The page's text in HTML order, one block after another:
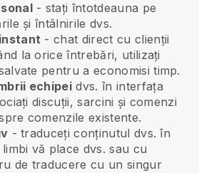
- stați întotdeauna pe
și întâlnirile dvs.
- chat direct cu clienții
la orice întrebări, utilizați
pentru a economisi timp.
echipei dvs. în interfața
discuții, sarcini și comenzi
comenzile existente.
- traduceți conținutul dvs. în
vă place dvs. sau cu
de traducere cu un singur